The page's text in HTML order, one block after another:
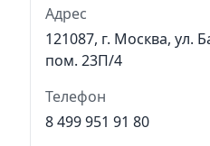
Адрес
121087, г. Москва, ул.
пом. 23П/4
Телефон
8 499 951 91 80